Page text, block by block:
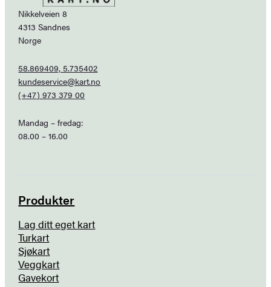
Nikkelveien 8
4313 Sandnes
Norge
58.869409, 5.735402
kundeservice@kart.no
(+47) 973 379 00
Mandag – fredag:
08.00 – 16.00
Produkter
Lag ditt eget kart
Turkart
Sjøkart
Veggkart
Gavekort